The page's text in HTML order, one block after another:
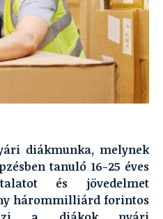
diákmunka, melynek
tanuló 16-25 éves
és jövedelmet
hárommilliárd forintos